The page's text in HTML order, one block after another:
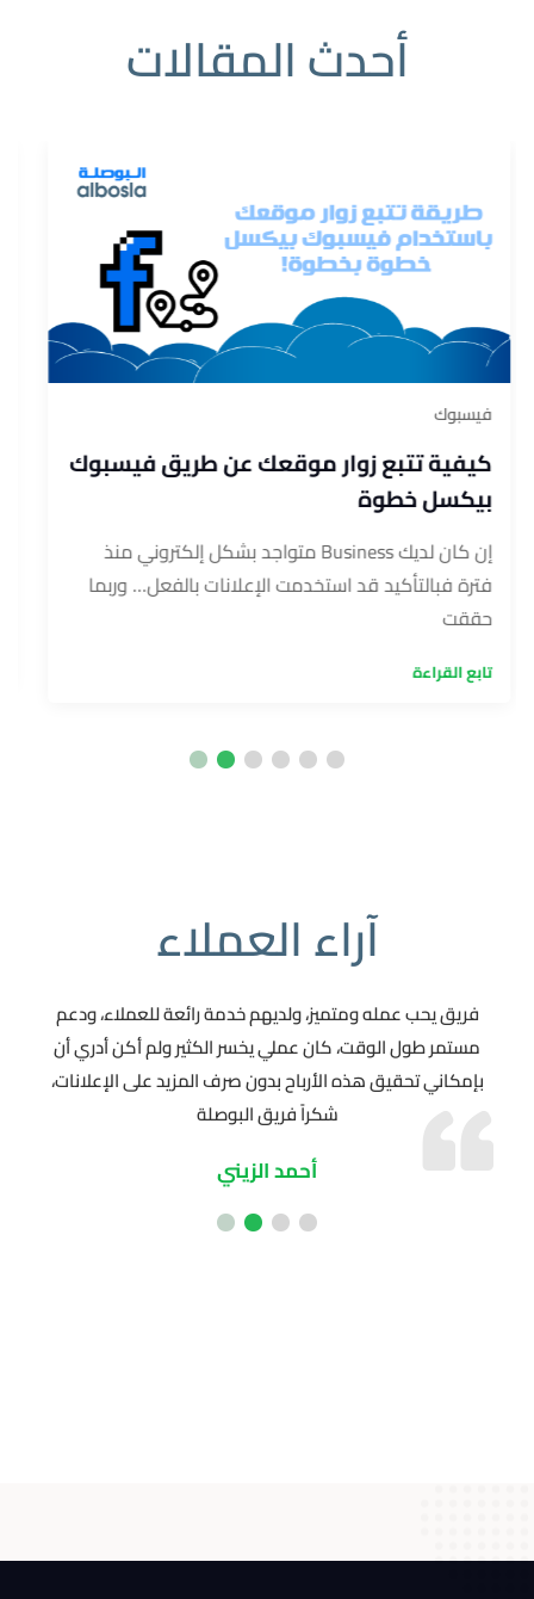
أحدث المقالات
فيسبوك
كيفية تتبع زوار موقعك عن طريق فيسبوك
بيكسل خطوة
إن كان لديك Business متواجد بشكل إلكتروني منذ
فترة فبالتأكيد قد استخدمت الإعلانات بالفعل… وربما
حققت
تابع القراءة
آراء العملاء
فريق يحب عمله ومتميز، ولديهم خدمة رائعة للعملاء، ودعم
مستمر طول الوقت، كان عملي يخسر الكثير ولم أكن أدري أن
بإمكاني تحقيق هذه الأرباح بدون صرف المزيد على الإعلانات،
شكراً فريق البوصلة
أحمد الزيني